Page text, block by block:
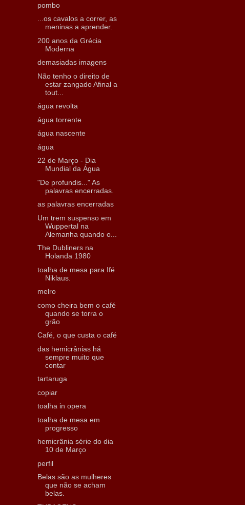
pombo
...os cavalos a correr, as
meninas a aprender.
200 anos da Grécia
Moderna
demasiadas imagens
Não tenho o direito de
estar zangado Afinal a
tout...
água revolta
água torrente
água nascente
água
22 de Março - Dia
Mundial da Água
"De profundis..." As
palavras encerradas.
as palavras encerradas
Um trem suspenso em
Wuppertal na
Alemanha quando o...
The Dubliners na
Holanda 1980
toalha de mesa para Ifé
Niklaus.
melro
como cheira bem o café
quando se torra o
grão
Café, o que custa o café
das hemicrânias há
sempre muito que
contar
tartaruga
copiar
toalha in opera
toalha de mesa em
progresso
hemicrânia série do dia
10 de Março
perfil
Belas são as mulheres
que não se acham
belas.